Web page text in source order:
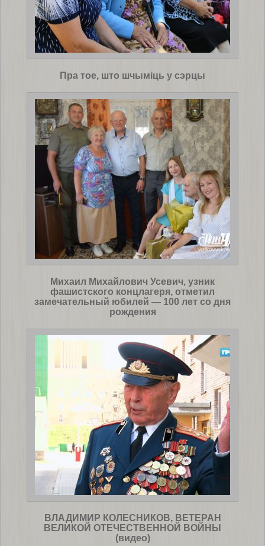
Пра тое, што шчыміць у сэрцы
Михаил Михайлович Усевич, узник
фашистского концлагеря, отметил
замечательный юбилей — 100 лет со дня
рождения
ВЛАДИМИР КОЛЕСНИКОВ, ВЕТЕРАН
ВЕЛИКОЙ ОТЕЧЕСТВЕННОЙ ВОЙНЫ
(видео)